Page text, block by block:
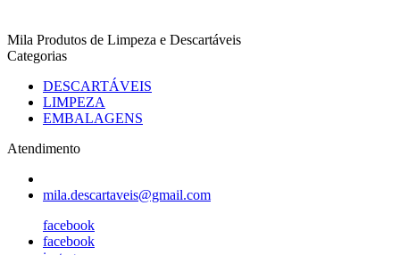
Mila Produtos de Limpeza e Descartáveis
Categorias
DESCARTÁVEIS
LIMPEZA
EMBALAGENS
Atendimento
mila.descartaveis@gmail.com
facebook
facebook